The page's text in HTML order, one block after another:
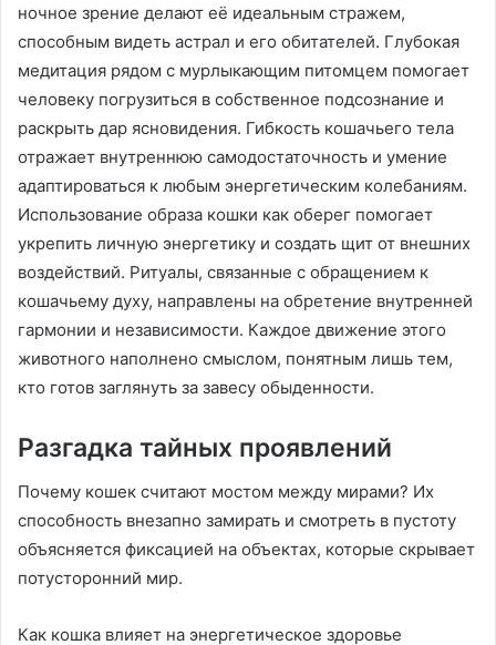
ночное зрение делают её идеальным стражем,
способным видеть астрал и его обитателей. Глубокая
медитация рядом с мурлыкающим питомцем помогает
человеку погрузиться в собственное подсознание и
раскрыть дар ясновидения. Гибкость кошачьего тела
отражает внутреннюю самодостаточность и умение
адаптироваться к любым энергетическим колебаниям.
Использование образа кошки как оберег помогает
укрепить личную энергетику и создать щит от внешних
воздействий. Ритуалы, связанные с обращением к
кошачьему духу, направлены на обретение внутренней
гармонии и независимости. Каждое движение этого
животного наполнено смыслом, понятным лишь тем,
кто готов заглянуть за завесу обыденности.
Разгадка тайных проявлений
Почему кошек считают мостом между мирами? Их
способность внезапно замирать и смотреть в пустоту
объясняется фиксацией на объектах, которые скрывает
потусторонний мир.
Как кошка влияет на энергетическое здоровье